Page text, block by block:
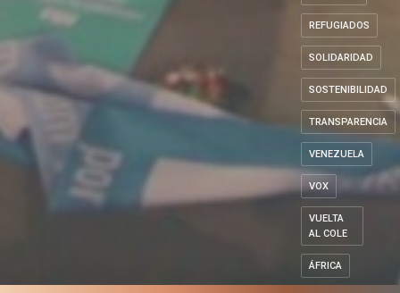
REFUGIADOS
SOLIDARIDAD
SOSTENIBILIDAD
TRANSPARENCIA
VENEZUELA
VOX
VUELTA
AL COLE
ÁFRICA